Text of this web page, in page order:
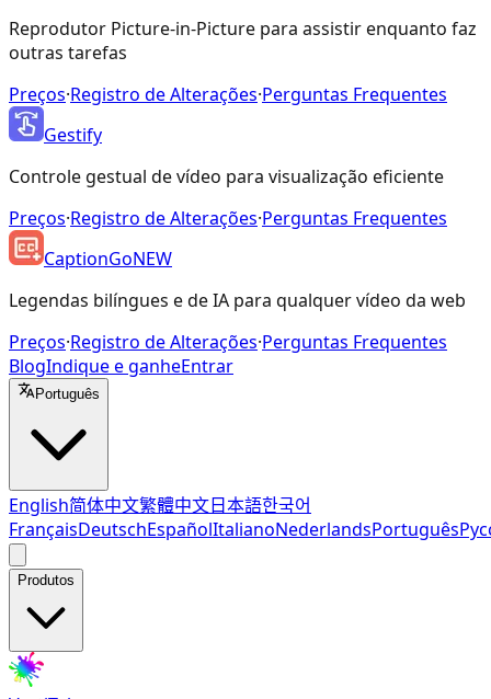
Reprodutor Picture-in-Picture para assistir enquanto faz
outras tarefas
Preços·Registro de Alterações·Perguntas Frequentes
Gestify
Controle gestual de vídeo para visualização eficiente
Preços·Registro de Alterações·Perguntas Frequentes
CaptionGoNEW
Legendas bilíngues e de IA para qualquer vídeo da web
Preços·Registro de Alterações·Perguntas Frequentes
BlogIndique e ganheEntrar
Português
English简体中文繁體中文日本語한국어
FrançaisDeutschEspañolItalianoNederlandsPortuguês
Produtos